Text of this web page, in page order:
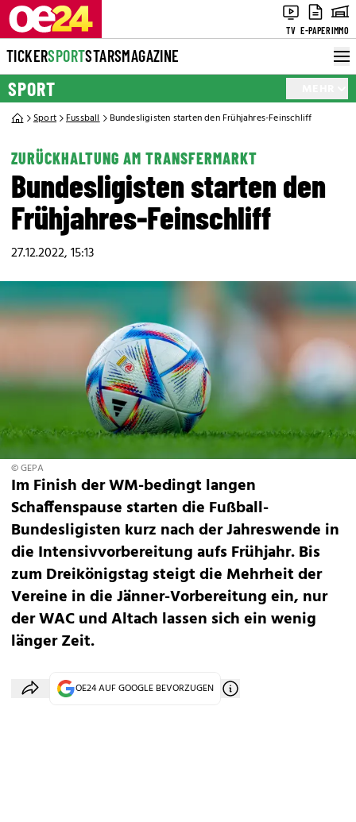
TV E-PAPERIMMO
TICKERSPORTSTARSMAGAZINE
SPORT
Sport Fussball Bundesligisten starten den Frühjahres-Feinschliff
ZURÜCKHALTUNG AM TRANSFERMARKT
Bundesligisten starten den
Frühjahres-Feinschliff
27.12.2022, 15:13
© GEPA
Im Finish der WM-bedingt langen
Schaffenspause starten die Fußball-
Bundesligisten kurz nach der Jahreswende in
die Intensivvorbereitung aufs Frühjahr. Bis
zum Dreikönigstag steigt die Mehrheit der
Vereine in die Jänner-Vorbereitung ein, nur
der WAC und Altach lassen sich ein wenig
länger Zeit.
OE24 AUF GOOGLE BEVORZUGEN